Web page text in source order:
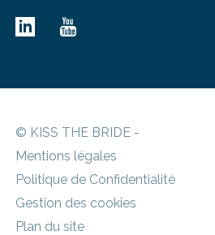
© KISS THE BRIDE -
Mentions légales
Politique de Confidentialité
Gestion des cookies
Plan du site